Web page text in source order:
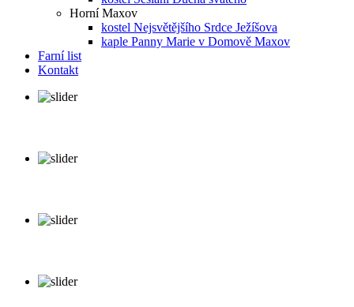
Horní Maxov
kostel Nejsvětějšího Srdce Ježíšova
kaple Panny Marie v Domově Maxov
Farní list
Kontakt